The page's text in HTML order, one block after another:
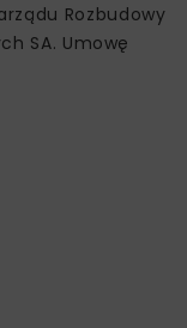
Rozbudowy
SA. Umowę